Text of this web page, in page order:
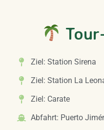
Ziel: Station Sirena
Ziel: Station La
Ziel: Carate
Abfahrt: Puerto